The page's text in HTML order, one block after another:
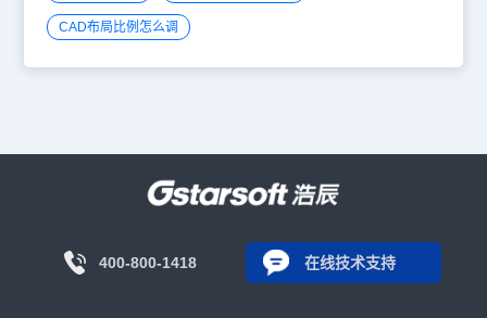
CAD布局比例怎么调
400-800-1418 在线技术支持